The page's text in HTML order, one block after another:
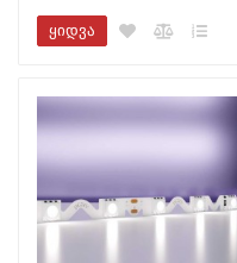
ყიდვა